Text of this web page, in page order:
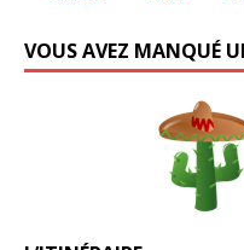
VOUS AVEZ MANQUÉ